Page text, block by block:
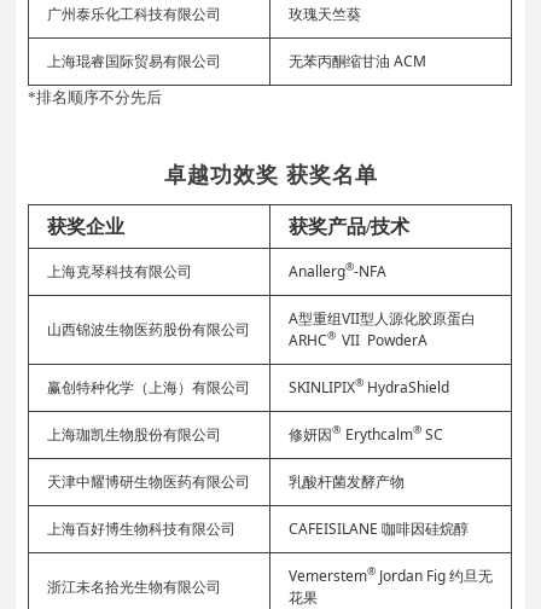
广州泰乐化工科技有限公司 玫瑰天竺葵
上海琨睿国际贸易有限公司 无苯丙酮缩甘油 ACM
*排名顺序不分先后
卓越功效奖 获奖名单
获奖企业 获奖产品/技术
上海克琴科技有限公司 Anallerg®-NFA
山西锦波生物医药股份有限公司
A型重组VII型人源化胶原蛋白
ARHC® VII PowderA
赢创特种化学（上海）有限公司 SKINLIPIX® HydraShield
上海珈凯生物股份有限公司 修妍因® Erythcalm® SC
天津中耀博研生物医药有限公司 乳酸杆菌发酵产物
上海百好博生物科技有限公司 CAFEISILANE 咖啡因硅烷醇
浙江未名拾光生物有限公司
Vemerstem® Jordan Fig 约旦无
花果